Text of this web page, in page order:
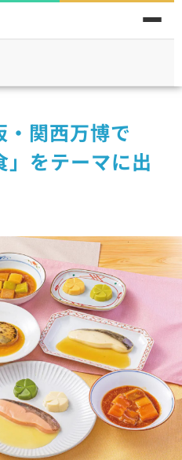
・関西万博で
」をテーマに出